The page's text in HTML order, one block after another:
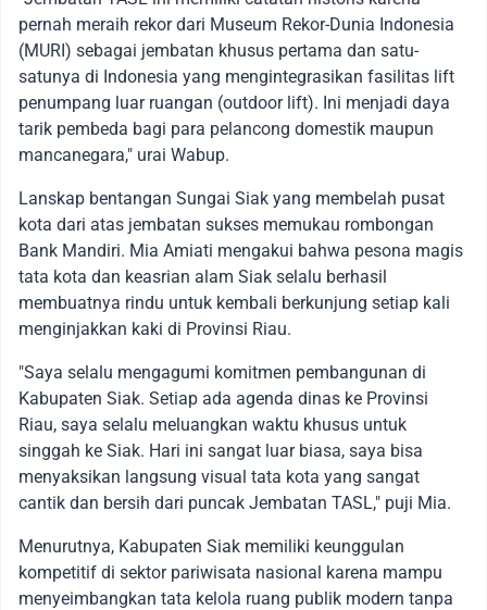
pernah meraih rekor dari Museum Rekor-Dunia Indonesia
(MURI) sebagai jembatan khusus pertama dan satu-
satunya di Indonesia yang mengintegrasikan fasilitas lift
penumpang luar ruangan (outdoor lift). Ini menjadi daya
tarik pembeda bagi para pelancong domestik maupun
mancanegara," urai Wabup.
Lanskap bentangan Sungai Siak yang membelah pusat
kota dari atas jembatan sukses memukau rombongan
Bank Mandiri. Mia Amiati mengakui bahwa pesona magis
tata kota dan keasrian alam Siak selalu berhasil
membuatnya rindu untuk kembali berkunjung setiap kali
menginjakkan kaki di Provinsi Riau.
"Saya selalu mengagumi komitmen pembangunan di
Kabupaten Siak. Setiap ada agenda dinas ke Provinsi
Riau, saya selalu meluangkan waktu khusus untuk
singgah ke Siak. Hari ini sangat luar biasa, saya bisa
menyaksikan langsung visual tata kota yang sangat
cantik dan bersih dari puncak Jembatan TASL," puji Mia.
Menurutnya, Kabupaten Siak memiliki keunggulan
kompetitif di sektor pariwisata nasional karena mampu
menyeimbangkan tata kelola ruang publik modern tanpa